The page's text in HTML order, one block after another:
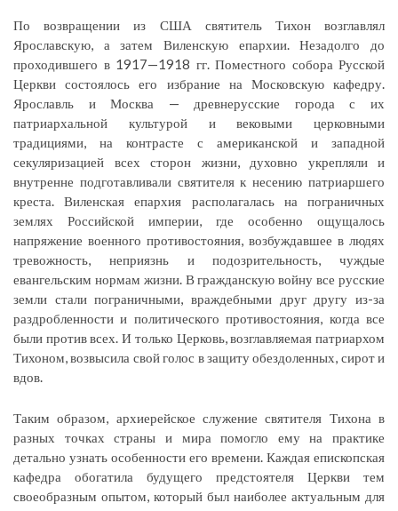
По возвращении из США святитель Тихон возглавлял
Ярославскую, а затем Виленскую епархии. Незадолго до
проходившего в 1917—1918 гг. Поместного собора Русской
Церкви состоялось его избрание на Московскую кафедру.
Ярославль и Москва — древнерусские города с их
патриархальной культурой и вековыми церковными
традициями, на контрасте с американской и западной
секуляризацией всех сторон жизни, духовно укрепляли и
внутренне подготавливали святителя к несению патриаршего
креста. Виленская епархия располагалась на пограничных
землях Российской империи, где особенно ощущалось
напряжение военного противостояния, возбуждавшее в людях
тревожность, неприязнь и подозрительность, чуждые
евангельским нормам жизни. В гражданскую войну все русские
земли стали пограничными, враждебными друг другу из-за
раздробленности и политического противостояния, когда все
были против всех. И только Церковь, возглавляемая патриархом
Тихоном, возвысила свой голос в защиту обездоленных, сирот и
вдов.
Таким образом, архиерейское служение святителя Тихона в
разных точках страны и мира помогло ему на практике
детально узнать особенности его времени. Каждая епископская
кафедра обогатила будущего предстоятеля Церкви тем
своеобразным опытом, который был наиболее актуальным для